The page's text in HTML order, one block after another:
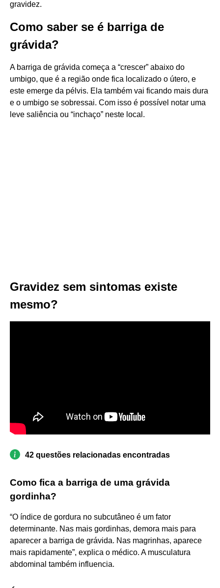
gravidez.
Como saber se é barriga de
grávida?
A barriga de grávida começa a “crescer” abaixo do
umbigo, que é a região onde fica localizado o útero, e
este emerge da pélvis. Ela também vai ficando mais dura
e o umbigo se sobressai. Com isso é possível notar uma
leve saliência ou “inchaço” neste local.
Gravidez sem sintomas existe
mesmo?
42 questões relacionadas encontradas
Como fica a barriga de uma grávida
gordinha?
“O índice de gordura no subcutâneo é um fator
determinante. Nas mais gordinhas, demora mais para
aparecer a barriga de grávida. Nas magrinhas, aparece
mais rapidamente”, explica o médico. A musculatura
abdominal também influencia.